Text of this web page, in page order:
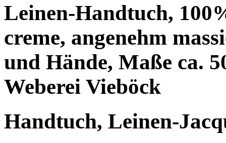
Leinen-Handtuch,
creme, angenehm
und Hände, Maße ca.
Weberei Vieböck
Handtuch, Leinen-